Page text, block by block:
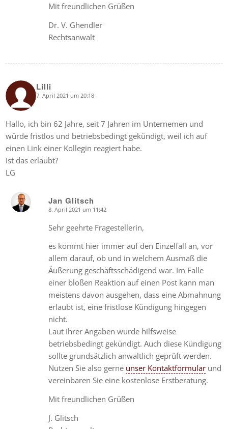
Mit freundlichen Grüßen
Dr. V. Ghendler
Rechtsanwalt
Lilli
says: 7. April 2021 um 20:18
Hallo, ich bin 62 Jahre, seit 7 Jahren im Unternemen und
würde fristlos und betriebsbedingt gekündigt, weil ich auf
einen Link einer Kollegin reagiert habe.
Ist das erlaubt?
LG
Jan Glitsch
8. April 2021 um 11:42
Sehr geehrte Fragestellerin,
es kommt hier immer auf den Einzelfall an, vor
allem darauf, ob und in welchem Ausmaß die
Äußerung geschäftsschädigend war. Im Falle
einer bloßen Reaktion auf einen Post kann man
meistens davon ausgehen, dass eine Abmahnung
erlaubt ist, eine fristlose Kündigung hingegen
nicht.
Laut Ihrer Angaben wurde hilfsweise
betriebsbedingt gekündigt. Auch diese Kündigung
sollte grundsätzlich anwaltlich geprüft werden.
Nutzen Sie also gerne unser Kontaktformular und
vereinbaren Sie eine kostenlose Erstberatung.
Mit freundlichen Grüßen
J. Glitsch